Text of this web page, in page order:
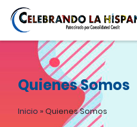
Quienes Somos
Inicio » Quienes Somos